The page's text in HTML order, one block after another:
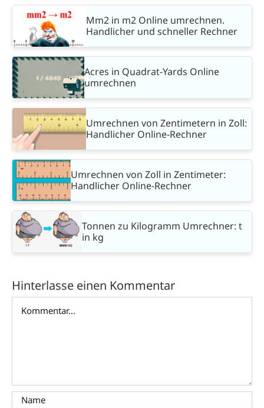
Mm2 in m2 Online umrechnen.
Handlicher und schneller Rechner
Acres in Quadrat-Yards Online
umrechnen
Umrechnen von Zentimetern in Zoll:
Handlicher Online-Rechner
Umrechnen von Zoll in Zentimeter:
Handlicher Online-Rechner
Tonnen zu Kilogramm Umrechner: t
in kg
Hinterlasse einen Kommentar